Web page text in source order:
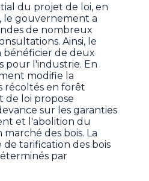
du projet de loi, en
le gouvernement a
de nombreux
Ainsi, le
bénéficier de deux
pour l'industrie. En
modifie la
récoltés en forêt
de loi propose
sur les garanties
et l'abolition du
des bois. La
tarification des bois
par